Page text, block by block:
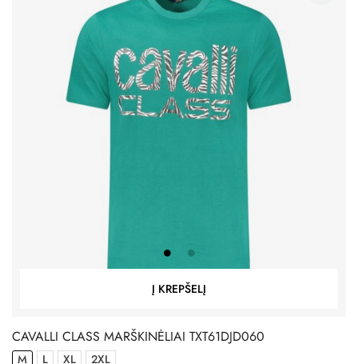
Į KREPŠELĮ
CAVALLI CLASS MARŠKINĖLIAI TXT61DJD060
M L XL 2XL